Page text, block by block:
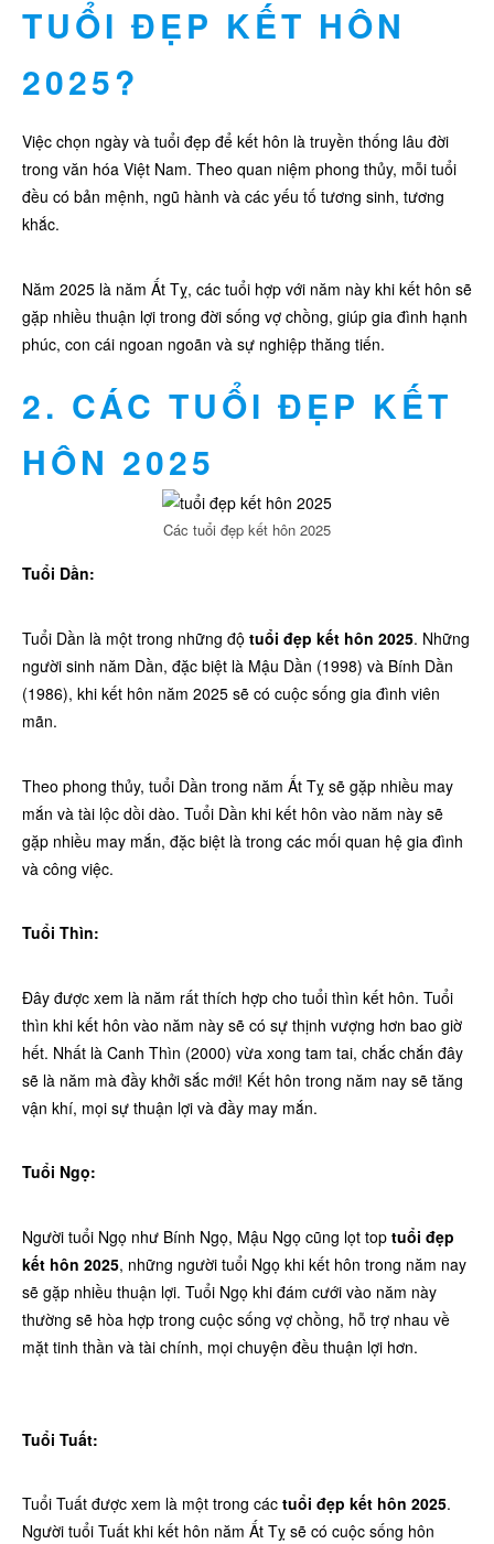
TUỔI ĐẸP KẾT HÔN
2025?
Việc chọn ngày và tuổi đẹp để kết hôn là truyền thống lâu đời
trong văn hóa Việt Nam. Theo quan niệm phong thủy, mỗi tuổi
đều có bản mệnh, ngũ hành và các yếu tố tương sinh, tương
khắc.
Năm 2025 là năm Ất Tỵ, các tuổi hợp với năm này khi kết hôn sẽ
gặp nhiều thuận lợi trong đời sống vợ chồng, giúp gia đình hạnh
phúc, con cái ngoan ngoãn và sự nghiệp thăng tiến.
2. CÁC TUỔI ĐẸP KẾT
HÔN 2025
Các tuổi đẹp kết hôn 2025
Tuổi Dần:
Tuổi Dần là một trong những độ tuổi đẹp kết hôn 2025. Những
người sinh năm Dần, đặc biệt là Mậu Dần (1998) và Bính Dần
(1986), khi kết hôn năm 2025 sẽ có cuộc sống gia đình viên
mãn.
Theo phong thủy, tuổi Dần trong năm Ất Tỵ sẽ gặp nhiều may
mắn và tài lộc dồi dào. Tuổi Dần khi kết hôn vào năm này sẽ
gặp nhiều may mắn, đặc biệt là trong các mối quan hệ gia đình
và công việc.
Tuổi Thìn:
Đây được xem là năm rất thích hợp cho tuổi thìn kết hôn. Tuổi
thìn khi kết hôn vào năm này sẽ có sự thịnh vượng hơn bao giờ
hết. Nhất là Canh Thìn (2000) vừa xong tam tai, chắc chắn đây
sẽ là năm mà đầy khởi sắc mới! Kết hôn trong năm nay sẽ tăng
vận khí, mọi sự thuận lợi và đầy may mắn.
Tuổi Ngọ:
Người tuổi Ngọ như Bính Ngọ, Mậu Ngọ cũng lọt top tuổi đẹp
kết hôn 2025, những người tuổi Ngọ khi kết hôn trong năm nay
sẽ gặp nhiều thuận lợi. Tuổi Ngọ khi đám cưới vào năm này
thường sẽ hòa hợp trong cuộc sống vợ chồng, hỗ trợ nhau về
mặt tinh thần và tài chính, mọi chuyện đều thuận lợi hơn.
Tuổi Tuất:
Tuổi Tuất được xem là một trong các tuổi đẹp kết hôn 2025.
Người tuổi Tuất khi kết hôn năm Ất Tỵ sẽ có cuộc sống hôn